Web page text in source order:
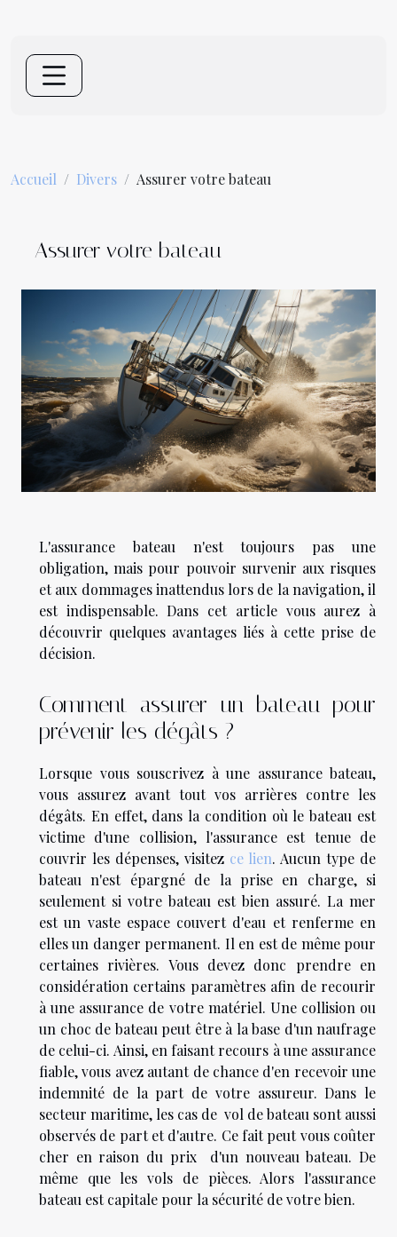
Accueil Divers Assurer votre bateau
Assurer votre bateau
L'assurance bateau n'est toujours pas une
obligation, mais pour pouvoir survenir aux risques
et aux dommages inattendus lors de la navigation, il
est indispensable. Dans cet article vous aurez à
découvrir quelques avantages liés à cette prise de
décision.
Comment assurer un bateau pour
prévenir les dégâts ?
Lorsque vous souscrivez à une assurance bateau,
vous assurez avant tout vos arrières contre les
dégâts. En effet, dans la condition où le bateau est
victime d'une collision, l'assurance est tenue de
couvrir les dépenses, visitez ce lien. Aucun type de
bateau n'est épargné de la prise en charge, si
seulement si votre bateau est bien assuré. La mer
est un vaste espace couvert d'eau et renferme en
elles un danger permanent. Il en est de même pour
certaines rivières. Vous devez donc prendre en
considération certains paramètres afin de recourir
à une assurance de votre matériel. Une collision ou
un choc de bateau peut être à la base d'un naufrage
de celui-ci. Ainsi, en faisant recours à une assurance
fiable, vous avez autant de chance d'en recevoir une
indemnité de la part de votre assureur. Dans le
secteur maritime, les cas de vol de bateau sont aussi
observés de part et d'autre. Ce fait peut vous coûter
cher en raison du prix d'un nouveau bateau. De
même que les vols de pièces. Alors l'assurance
bateau est capitale pour la sécurité de votre bien.